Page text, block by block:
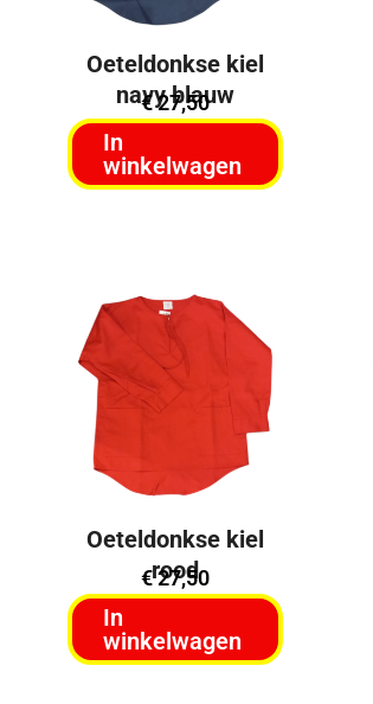
Oeteldonkse kiel
navy blauw
€27,50
In
winkelwagen
Oeteldonkse kiel
rood
€27,50
In
winkelwagen